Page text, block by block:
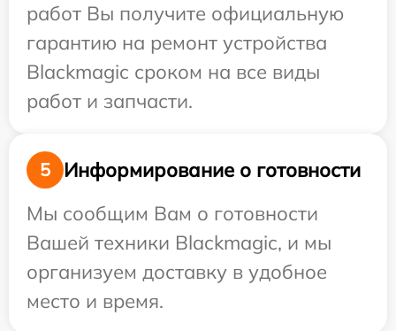
работ Вы получите официальную
гарантию на ремонт устройства
Blackmagic сроком на все виды
работ и запчасти.
5
Информирование о готовности
Мы сообщим Вам о готовности
Вашей техники Blackmagic, и мы
организуем доставку в удобное
место и время.